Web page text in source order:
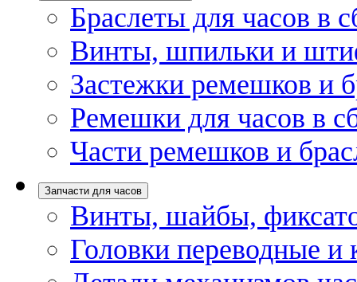
Браслеты для часов в
Винты, шпильки и
Застежки ремешков и
Ремешки для часов в
Части ремешков и
Запчасти для часов
Винты, шайбы,
Головки переводные и